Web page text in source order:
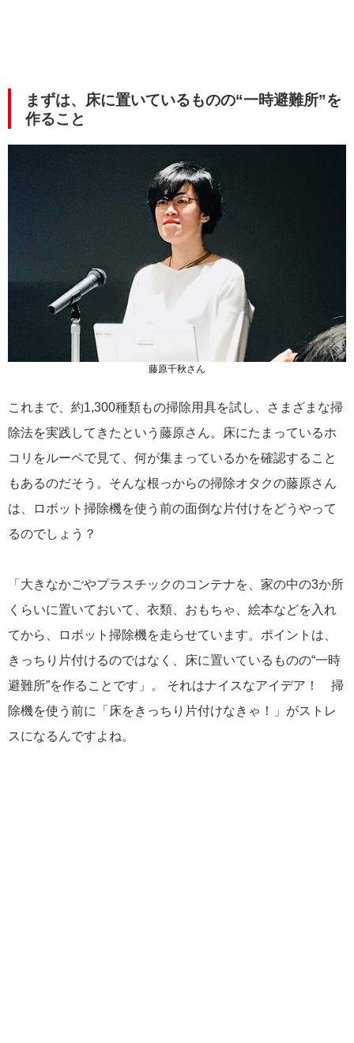
まずは、床に置いているものの“一時避難所”を
作ること
藤原千秋さん
これまで、約1,300種類もの掃除用具を試し、さまざまな掃
除法を実践してきたという藤原さん。床にたまっているホ
コリをルーペで見て、何が集まっているかを確認すること
もあるのだそう。そんな根っからの掃除オタクの藤原さん
は、ロボット掃除機を使う前の面倒な片付けをどうやって
るのでしょう？
「大きなかごやプラスチックのコンテナを、家の中の3か所
くらいに置いておいて、衣類、おもちゃ、絵本などを入れ
てから、ロボット掃除機を走らせています。ポイントは、
きっちり片付けるのではなく、床に置いているものの“一時
避難所”を作ることです」。 それはナイスなアイデア！ 掃
除機を使う前に「床をきっちり片付けなきゃ！」がストレ
スになるんですよね。